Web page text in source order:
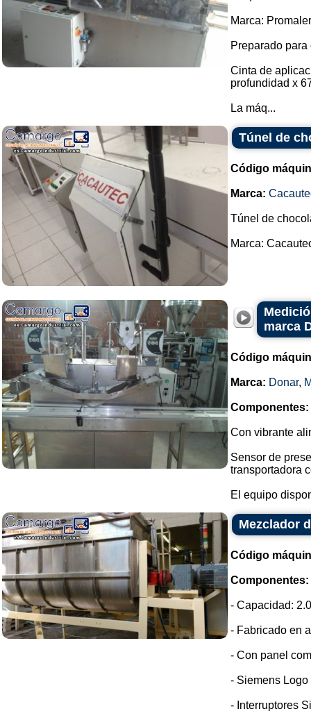
Marca:
Preparado
Cinta de
profundidad x
La máq...
Túnel de
Código
Marca:
Túnel de
Marca:
marca
Código
Marca: Donar,
Componentes:
Con vibrante
Sensor de
transportadora
El equipo
Mezclador
Código
Componentes:
- Capacidad:
- Fabricado en
- Con panel
- Siemens Logo
- Interruptores